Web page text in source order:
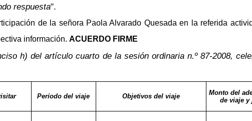
respuesta".
de la señora Paola Alvarado Quesada en la referida
información. ACUERDO FIRME
h) del artículo cuarto de la sesión ordinaria n.º 87-2008,
Período del viaje Objetivos del viaje
Monto del
de viaje